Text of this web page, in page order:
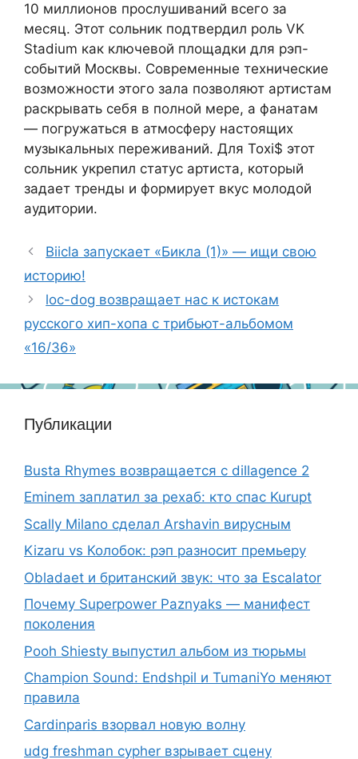
10 миллионов прослушиваний всего за
месяц. Этот сольник подтвердил роль VK
Stadium как ключевой площадки для рэп-
событий Москвы. Современные технические
возможности этого зала позволяют артистам
раскрывать себя в полной мере, а фанатам
— погружаться в атмосферу настоящих
музыкальных переживаний. Для Toxi$ этот
сольник укрепил статус артиста, который
задает тренды и формирует вкус молодой
аудитории.
Biicla запускает «Бикла (1)» — ищи свою
историю!
loc-dog возвращает нас к истокам
русского хип-хопа с трибьют-альбомом
«16/36»
Публикации
Busta Rhymes возвращается с dillagence 2
Eminem заплатил за рехаб: кто спас Kurupt
Scally Milano сделал Arshavin вирусным
Kizaru vs Колобок: рэп разносит премьеру
Obladaet и британский звук: что за Escalator
Почему Superpower Paznyaks — манифест
поколения
Pooh Shiesty выпустил альбом из тюрьмы
Champion Sound: Endshpil и TumaniYo меняют
правила
Cardinparis взорвал новую волну
udg freshman cypher взрывает сцену